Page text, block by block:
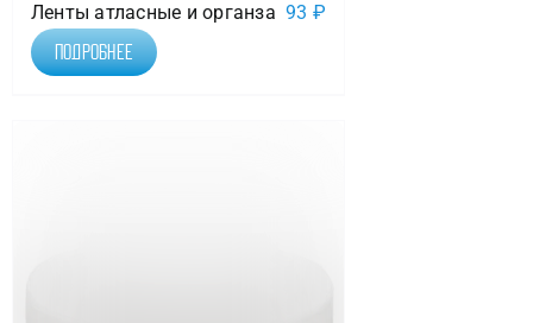
Ленты атласные и органза 93 ₽
Подробнее